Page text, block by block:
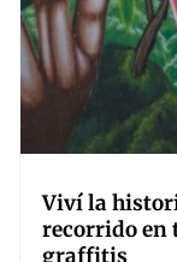
Viví la
recorrido en
graffitis